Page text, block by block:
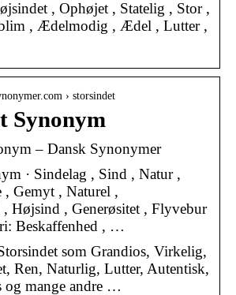
, Ophøjet , Statelig , Stor ,
, Ædelmodig , Ædel , Lutter ,
› storsindet
Synonym
– Dansk Synonymer
· Sindelag , Sind , Natur ,
, Gemyt , Naturel ,
Højsind , Generøsitet , Flyvebur
Beskaffenhed , …
som Grandios, Virkelig,
Ren, Naturlig, Lutter, Autentisk,
og mange andre …